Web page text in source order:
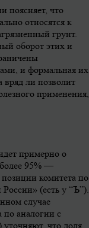
поясняет, что
относятся к
грунт.
оборот этих и
и формальная их
вряд ли позволит
применения,
примерно о
95% —
комитета по
(есть у “Ъ”).
случае
по аналогии с
что доля